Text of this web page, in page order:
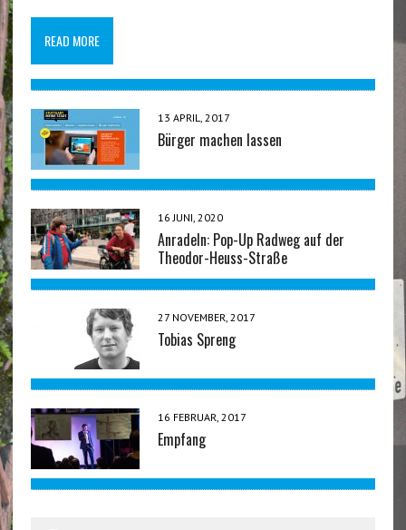
READ MORE
13 APRIL, 2017
Bürger machen lassen
16 JUNI, 2020
Anradeln: Pop-Up Radweg auf der
Theodor-Heuss-Straße
27 NOVEMBER, 2017
Tobias Spreng
16 FEBRUAR, 2017
Empfang